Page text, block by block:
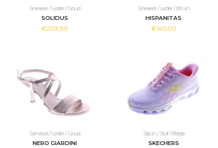
Sneaker / Leder / Goud
SOLIDUS
€209,90
Sneaker / Leder / Bruin
HISPANITAS
€145,00
Sandaal / Leder / Goud
NERO GIARDINI
Slip in / Stof / Beige
SKECHERS